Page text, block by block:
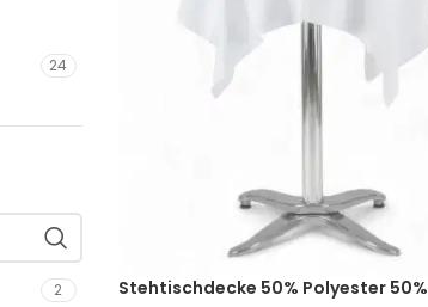
24
2
Stehtischdecke 50% Polyester 50%